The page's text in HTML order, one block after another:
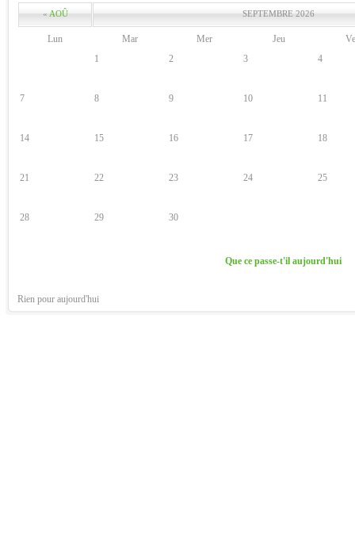
«AOÛ SEPTEMBRE 2026
Lun Mar Mer Jeu
1
2 3 4
7 8 9 10 11
14 15 16 17 18
21 22 23 24 25
28 29 30
Que ce passe-t'il aujourd'hui
Rien pour aujourd'hui